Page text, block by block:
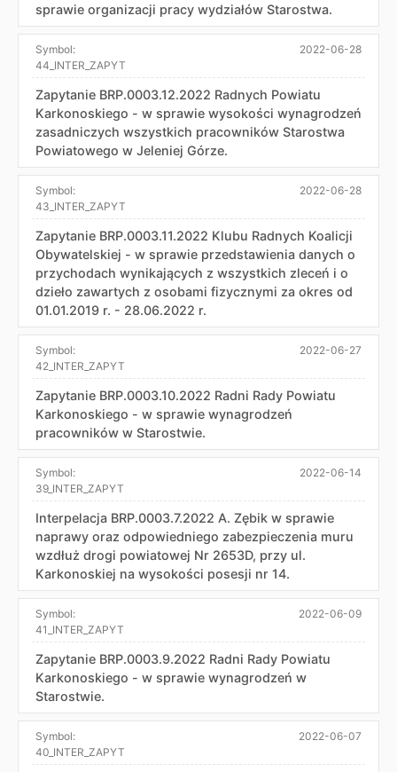
sprawie organizacji pracy wydziałów Starostwa.
Symbol:
44_INTER_ZAPYT
2022-06-28
Zapytanie BRP.0003.12.2022 Radnych Powiatu
Karkonoskiego - w sprawie wysokości wynagrodzeń
zasadniczych wszystkich pracowników Starostwa
Powiatowego w Jeleniej Górze.
Symbol:
43_INTER_ZAPYT
2022-06-28
Zapytanie BRP.0003.11.2022 Klubu Radnych Koalicji
Obywatelskiej - w sprawie przedstawienia danych o
przychodach wynikających z wszystkich zleceń i o
dzieło zawartych z osobami fizycznymi za okres od
01.01.2019 r. - 28.06.2022 r.
Symbol:
42_INTER_ZAPYT
2022-06-27
Zapytanie BRP.0003.10.2022 Radni Rady Powiatu
Karkonoskiego - w sprawie wynagrodzeń
pracowników w Starostwie.
Symbol:
39_INTER_ZAPYT
2022-06-14
Interpelacja BRP.0003.7.2022 A. Zębik w sprawie
naprawy oraz odpowiedniego zabezpieczenia muru
wzdłuż drogi powiatowej Nr 2653D, przy ul.
Karkonoskiej na wysokości posesji nr 14.
Symbol:
41_INTER_ZAPYT
2022-06-09
Zapytanie BRP.0003.9.2022 Radni Rady Powiatu
Karkonoskiego - w sprawie wynagrodzeń w
Starostwie.
Symbol:
40_INTER_ZAPYT
2022-06-07